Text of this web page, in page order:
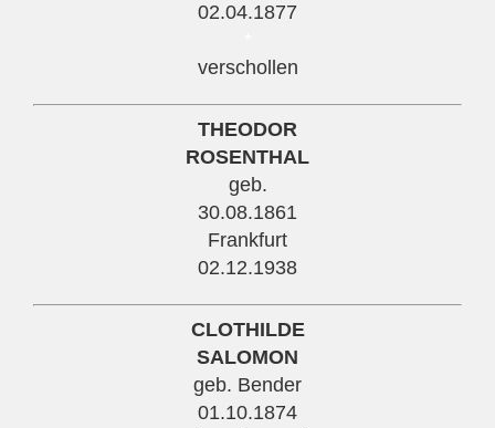
02.04.1877
verschollen
THEODOR
ROSENTHAL
geb.
30.08.1861
Frankfurt
02.12.1938
CLOTHILDE
SALOMON
geb. Bender
01.10.1874